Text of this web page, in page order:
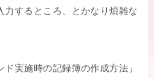
力するところ、とかなり煩雑な
実施時の記録簿の作成方法」